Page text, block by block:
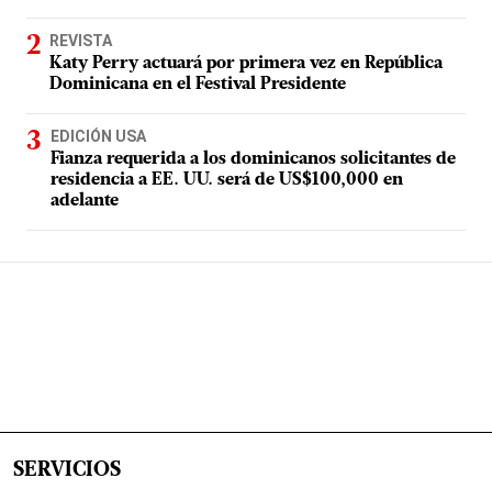
REVISTA
Katy Perry actuará por primera vez en República
Dominicana en el Festival Presidente
EDICIÓN USA
Fianza requerida a los dominicanos solicitantes de
residencia a EE. UU. será de US$100,000 en
adelante
SERVICIOS